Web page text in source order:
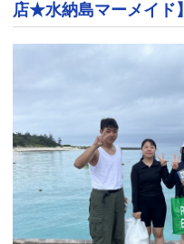
店★水納島マーメイド】